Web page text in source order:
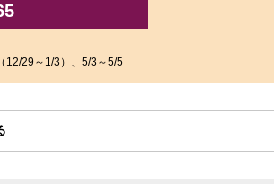
12/29～1/3）、5/3～5/5